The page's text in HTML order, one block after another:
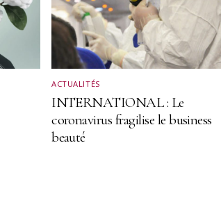
ACTUALITÉS
INTERNATIONAL : Le
coronavirus fragilise le business
beauté